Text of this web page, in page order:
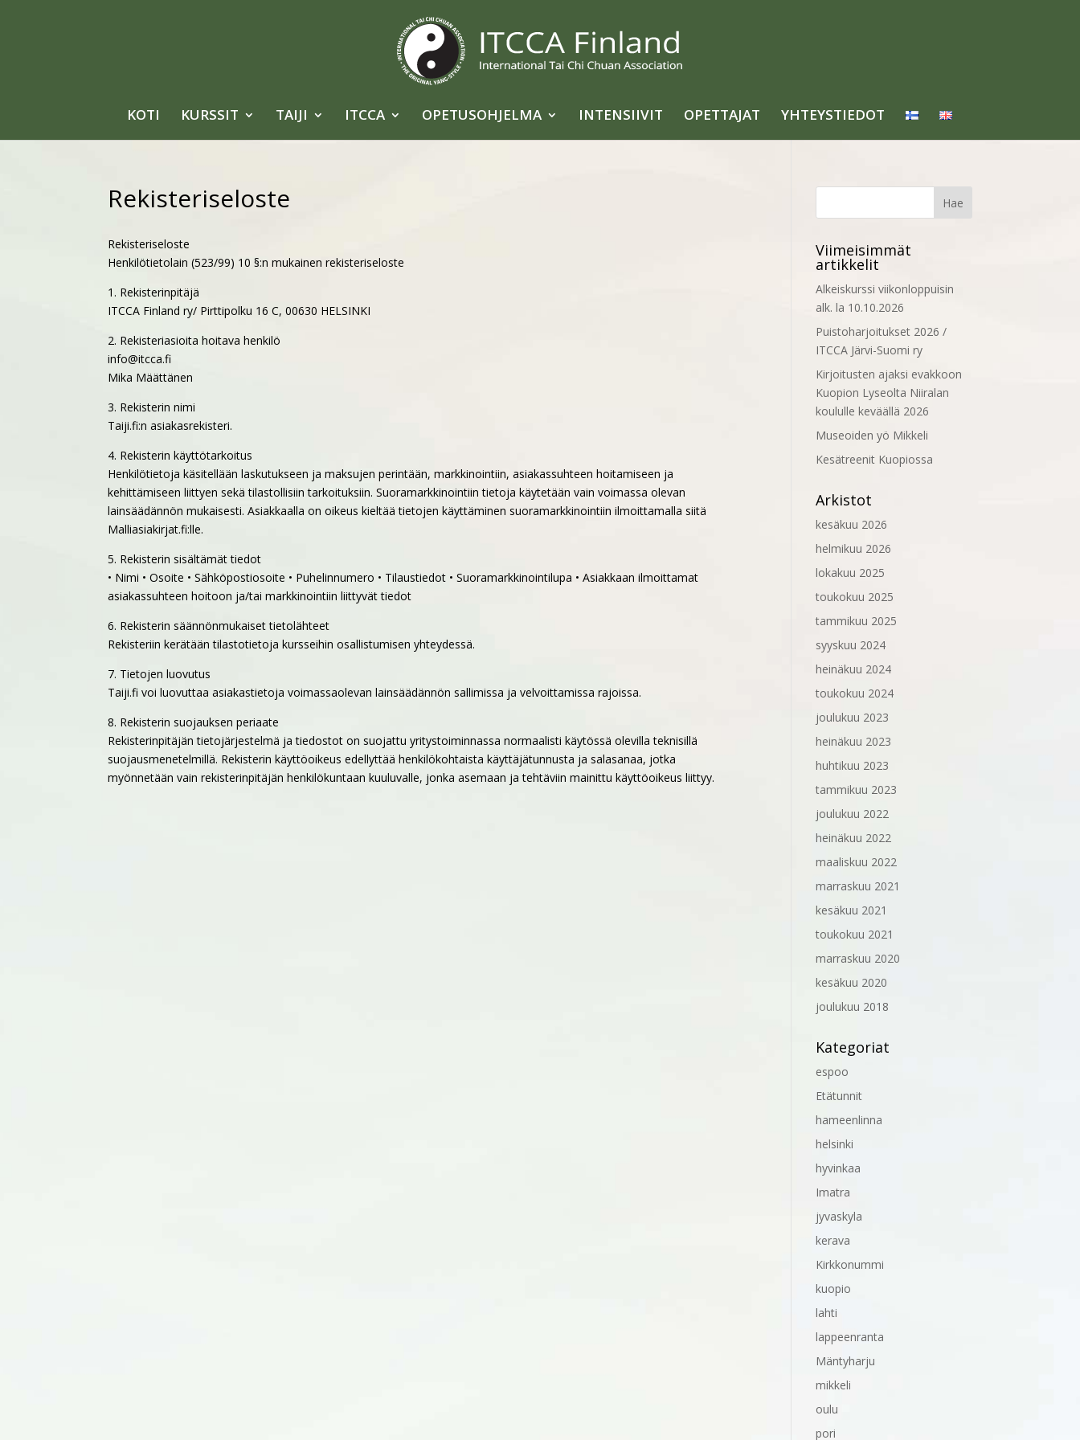
KOTI KURSSIT TAIJI ITCCA OPETUSOHJELMA INTENSIIVIT OPETTAJAT YHTEYSTIEDOT
Rekisteriseloste
Rekisteriseloste
Henkilötietolain (523/99) 10 §:n mukainen rekisteriseloste
1. Rekisterinpitäjä
ITCCA Finland ry/ Pirttipolku 16 C, 00630 HELSINKI
2. Rekisteriasioita hoitava henkilö
info@itcca.fi
Mika Määttänen
3. Rekisterin nimi
Taiji.fi:n asiakasrekisteri.
4. Rekisterin käyttötarkoitus
Henkilötietoja käsitellään laskutukseen ja maksujen perintään, markkinointiin, asiakassuhteen hoitamiseen ja
kehittämiseen liittyen sekä tilastollisiin tarkoituksiin. Suoramarkkinointiin tietoja käytetään vain voimassa olevan
lainsäädännön mukaisesti. Asiakkaalla on oikeus kieltää tietojen käyttäminen suoramarkkinointiin ilmoittamalla siitä
Malliasiakirjat.fi:lle.
5. Rekisterin sisältämät tiedot
• Nimi • Osoite • Sähköpostiosoite • Puhelinnumero • Tilaustiedot • Suoramarkkinointilupa • Asiakkaan ilmoittamat
asiakassuhteen hoitoon ja/tai markkinointiin liittyvät tiedot
6. Rekisterin säännönmukaiset tietolähteet
Rekisteriin kerätään tilastotietoja kursseihin osallistumisen yhteydessä.
7. Tietojen luovutus
Taiji.fi voi luovuttaa asiakastietoja voimassaolevan lainsäädännön sallimissa ja velvoittamissa rajoissa.
8. Rekisterin suojauksen periaate
Rekisterinpitäjän tietojärjestelmä ja tiedostot on suojattu yritystoiminnassa normaalisti käytössä olevilla teknisillä
suojausmenetelmillä. Rekisterin käyttöoikeus edellyttää henkilökohtaista käyttäjätunnusta ja salasanaa, jotka
myönnetään vain rekisterinpitäjän henkilökuntaan kuuluvalle, jonka asemaan ja tehtäviin mainittu käyttöoikeus liittyy.
Viimeisimmät
artikkelit
Alkeiskurssi viikonloppuisin
alk. la 10.10.2026
Puistoharjoitukset 2026 /
ITCCA Järvi-Suomi ry
Kirjoitusten ajaksi evakkoon
Kuopion Lyseolta Niiralan
koululle keväällä 2026
Museoiden yö Mikkeli
Kesätreenit Kuopiossa
Arkistot
kesäkuu 2026
helmikuu 2026
lokakuu 2025
toukokuu 2025
tammikuu 2025
syyskuu 2024
heinäkuu 2024
toukokuu 2024
joulukuu 2023
heinäkuu 2023
huhtikuu 2023
tammikuu 2023
joulukuu 2022
heinäkuu 2022
maaliskuu 2022
marraskuu 2021
kesäkuu 2021
toukokuu 2021
marraskuu 2020
kesäkuu 2020
joulukuu 2018
Kategoriat
espoo
Etätunnit
hameenlinna
helsinki
hyvinkaa
Imatra
jyvaskyla
kerava
Kirkkonummi
kuopio
lahti
lappeenranta
Mäntyharju
mikkeli
oulu
pori